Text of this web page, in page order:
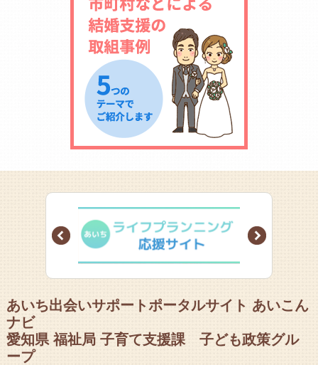
Prev Next
あいち出会いサポートポータルサイト あいこん
ナビ
愛知県 福祉局 子育て支援課 子ども政策グル
ープ